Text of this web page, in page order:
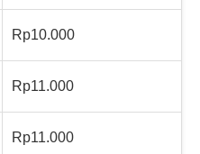
Rp10.000
Rp11.000
Rp11.000